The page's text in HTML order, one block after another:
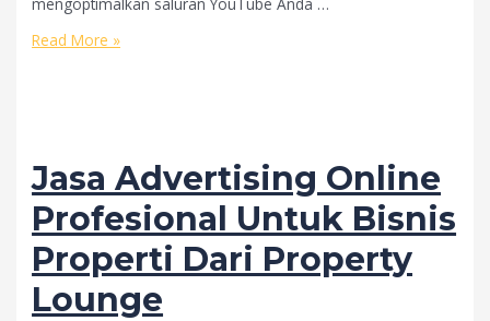
mengoptimalkan saluran YouTube Anda …
Strategi
Properti
Read More »
Jasa Advertising Online
Profesional Untuk Bisnis
Properti Dari Property
Lounge